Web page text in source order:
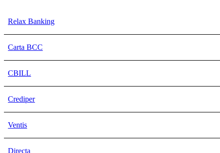
Relax Banking
Carta BCC
CBILL
Crediper
Ventis
Directa